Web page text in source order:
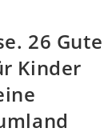
26 Gute
Kinder